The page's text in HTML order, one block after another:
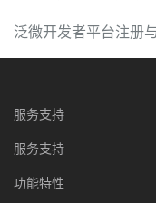
泛微开发者平台注册
服务支持
服务支持
功能特性